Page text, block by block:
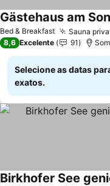
Bed & Breakfast Sauna
Gästehaus am
8,6 Excelente 91
Selecione as datas
exatos.